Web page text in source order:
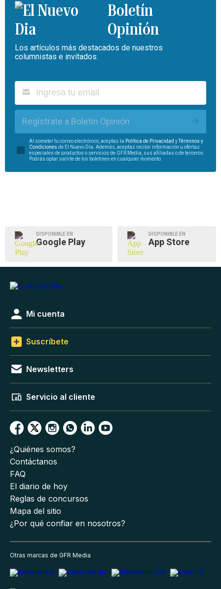
Boletín
Opinión
Los artículos más destacados de nuestros
columnistas e invitados.
Regístrate a Boletín Opinión
Al someter tu correo electrónico, aceptas la Política de Privacidad yTérminos y
Condiciones de El Nuevo Día. Además, aceptas recibir información u ofertas
especiales de productos o servicios de GFR Media, sus afiliadas o de terceros.
Podrás optar salirte de los boletines en cualquier momento.
DISPONIBLE EN
Google Play
DISPONIBLE EN
App Store
Mi cuenta
Suscríbete
Newsletters
Servicio al cliente
¿Quiénes somos?
Contáctanos
FAQ
El diario de hoy
Reglas de concursos
Mapa del sitio
¿Por qué confiar en nosotros?
Otras marcas de GFR Media